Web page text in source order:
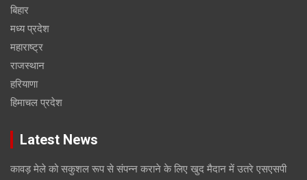
बिहार
मध्य प्रदेश
महाराष्ट्र
राजस्थान
हरियाणा
हिमाचल प्रदेश
Latest News
कावड़ मेले को सकुशल रूप से संपन्न कराने के लिए खुद मैदान में उतरे एसएसपी